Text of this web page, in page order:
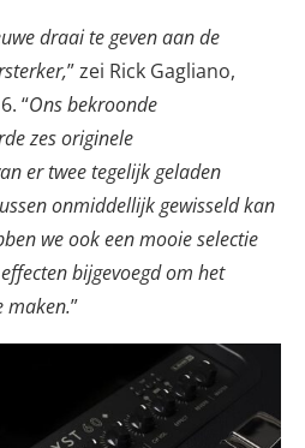
draai te geven aan de
” zei Rick Gagliano,
“Ons bekroonde
zes originele
er twee tegelijk geladen
onmiddellijk gewisseld kan
we ook een mooie selectie
bijgevoegd om het
maken.”